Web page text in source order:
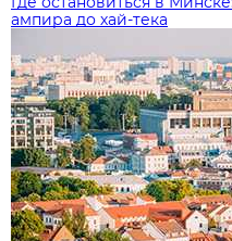
ампира до хай‑тека